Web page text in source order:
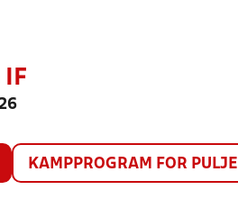
IF
KAMPPROGRAM FOR PULJE